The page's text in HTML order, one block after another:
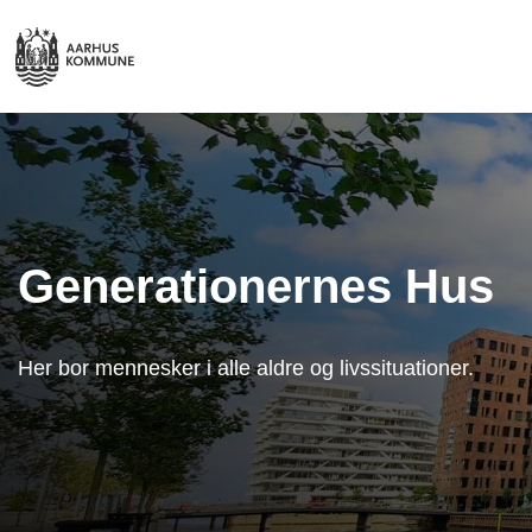
Generationernes Hus
Her bor mennesker i alle aldre og livssituationer.